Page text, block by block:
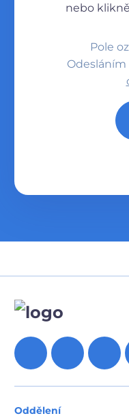
nebo
Pole
Odesláním
Oddělení